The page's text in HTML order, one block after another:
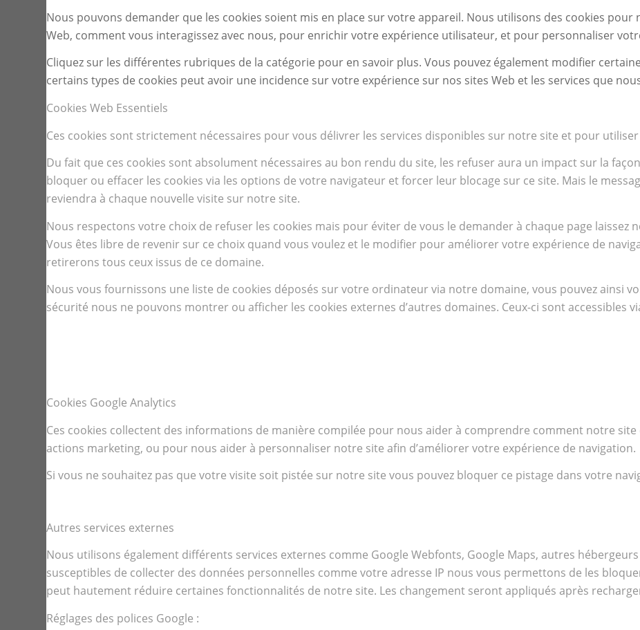
Nous pouvons demander que les cookies soient mis en place sur votre appareil. Nous utilisons des cookies pour
Web, comment vous interagissez avec nous, pour enrichir votre expérience utilisateur, et pour personnaliser
Cliquez sur les différentes rubriques de la catégorie pour en savoir plus. Vous pouvez également modifier
certains types de cookies peut avoir une incidence sur votre expérience sur nos sites Web et les services que
Cookies Web Essentiels
Ces cookies sont strictement nécessaires pour vous délivrer les services disponibles sur notre site et pour
Du fait que ces cookies sont absolument nécessaires au bon rendu du site, les refuser aura un impact sur la
bloquer ou effacer les cookies via les options de votre navigateur et forcer leur blocage sur ce site. Mais le
reviendra à chaque nouvelle visite sur notre site.
Nous respectons votre choix de refuser les cookies mais pour éviter de vous le demander à chaque page
Vous êtes libre de revenir sur ce choix quand vous voulez et le modifier pour améliorer votre expérience de
retirerons tous ceux issus de ce domaine.
Nous vous fournissons une liste de cookies déposés sur votre ordinateur via notre domaine, vous pouvez ainsi
sécurité nous ne pouvons montrer ou afficher les cookies externes d’autres domaines. Ceux-ci sont accessibles
Cookies Google Analytics
Ces cookies collectent des informations de manière compilée pour nous aider à comprendre comment notre
actions marketing, ou pour nous aider à personnaliser notre site afin d’améliorer votre expérience de navigation.
Si vous ne souhaitez pas que votre visite soit pistée sur notre site vous pouvez bloquer ce pistage dans votre
Autres services externes
Nous utilisons également différents services externes comme Google Webfonts, Google Maps, autres
susceptibles de collecter des données personnelles comme votre adresse IP nous vous permettons de les
peut hautement réduire certaines fonctionnalités de notre site. Les changement seront appliqués après
Réglages des polices Google :